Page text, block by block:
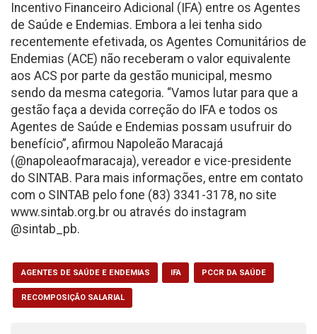
Incentivo Financeiro Adicional (IFA) entre os Agentes
de Saúde e Endemias. Embora a lei tenha sido
recentemente efetivada, os Agentes Comunitários de
Endemias (ACE) não receberam o valor equivalente
aos ACS por parte da gestão municipal, mesmo
sendo da mesma categoria. “Vamos lutar para que a
gestão faça a devida correção do IFA e todos os
Agentes de Saúde e Endemias possam usufruir do
benefício”, afirmou Napoleão Maracajá
(@napoleaofmaracaja), vereador e vice-presidente
do SINTAB. Para mais informações, entre em contato
com o SINTAB pelo fone (83) 3341-3178, no site
www.sintab.org.br ou através do instagram
@sintab_pb.
AGENTES DE SAÚDE E ENDEMIAS IFA PCCR DA SAÚDE
RECOMPOSIÇÃO SALARIAL